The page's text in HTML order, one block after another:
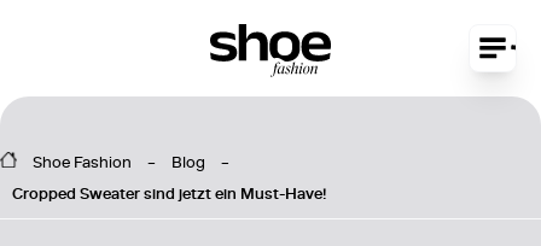
Shoe Fashion
Blog
Cropped Sweater sind jetzt ein Must-Have!